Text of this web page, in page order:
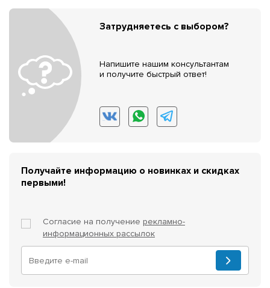
Затрудняетесь с выбором?
Напишите нашим консультантам
и получите быстрый ответ!
Получайте информацию о новинках и скидках
первыми!
Согласие на получение рекламно-
информационных рассылок